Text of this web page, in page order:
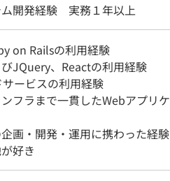
ム開発経験 実務１年以上
on Railsの利用経験
JQuery、Reactの利用経験
サービスの利用経験
フラまで一貫したWebアプリ
画・開発・運用に携わった経験
好き